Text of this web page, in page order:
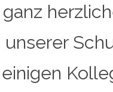
unserer